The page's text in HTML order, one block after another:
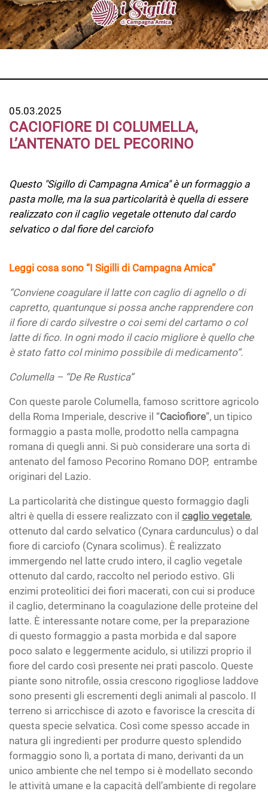
05.03.2025
CACIOFIORE DI COLUMELLA,
L’ANTENATO DEL PECORINO
Questo "Sigillo di Campagna Amica" è un formaggio a
pasta molle, ma la sua particolarità è quella di essere
realizzato con il caglio vegetale ottenuto dal cardo
selvatico o dal fiore del carciofo
Leggi cosa sono “I Sigilli di Campagna Amica”
“Conviene coagulare il latte con caglio di agnello o di
capretto, quantunque si possa anche rapprendere con
il fiore di cardo silvestre o coi semi del cartamo o col
latte di fico. In ogni modo il cacio migliore è quello che
è stato fatto col minimo possibile di medicamento”.
Columella – “De Re Rustica”
Con queste parole Columella, famoso scrittore agricolo
della Roma Imperiale, descrive il “Caciofiore”, un tipico
formaggio a pasta molle, prodotto nella campagna
romana di quegli anni. Si può considerare una sorta di
antenato del famoso Pecorino Romano DOP, entrambe
originari del Lazio.
La particolarità che distingue questo formaggio dagli
altri è quella di essere realizzato con il caglio vegetale,
ottenuto dal cardo selvatico (Cynara cardunculus) o dal
fiore di carciofo (Cynara scolimus). È realizzato
immergendo nel latte crudo intero, il caglio vegetale
ottenuto dal cardo, raccolto nel periodo estivo. Gli
enzimi proteolitici dei fiori macerati, con cui si produce
il caglio, determinano la coagulazione delle proteine del
latte. È interessante notare come, per la preparazione
di questo formaggio a pasta morbida e dal sapore
poco salato e leggermente acidulo, si utilizzi proprio il
fiore del cardo così presente nei prati pascolo. Queste
piante sono nitrofile, ossia crescono rigogliose laddove
sono presenti gli escrementi degli animali al pascolo. Il
terreno si arricchisce di azoto e favorisce la crescita di
questa specie selvatica. Così come spesso accade in
natura gli ingredienti per produrre questo splendido
formaggio sono lì, a portata di mano, derivanti da un
unico ambiente che nel tempo si è modellato secondo
le attività umane e la capacità dell’ambiente di regolare